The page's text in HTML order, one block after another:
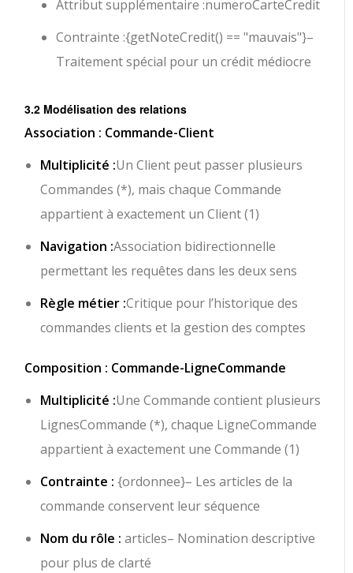
Attribut supplémentaire :numeroCarteCredit
Contrainte :{getNoteCredit() == "mauvais"}–
Traitement spécial pour un crédit médiocre
3.2 Modélisation des relations
Association : Commande-Client
Multiplicité :Un Client peut passer plusieurs
Commandes (*), mais chaque Commande
appartient à exactement un Client (1)
Navigation :Association bidirectionnelle
permettant les requêtes dans les deux sens
Règle métier :Critique pour l’historique des
commandes clients et la gestion des comptes
Composition : Commande-LigneCommande
Multiplicité :Une Commande contient plusieurs
LignesCommande (*), chaque LigneCommande
appartient à exactement une Commande (1)
Contrainte : {ordonnee}– Les articles de la
commande conservent leur séquence
Nom du rôle : articles– Nomination descriptive
pour plus de clarté